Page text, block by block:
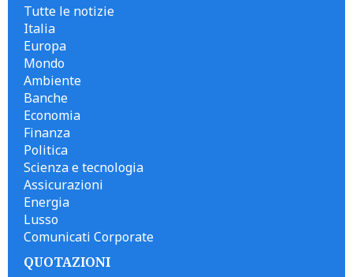
Tutte le notizie
Italia
Europa
Mondo
Ambiente
Banche
Economia
Finanza
Politica
Scienza e tecnologia
Assicurazioni
Energia
Lusso
Comunicati Corporate
QUOTAZIONI